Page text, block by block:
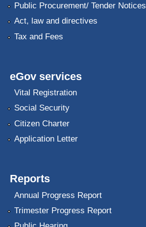
Public Procurement/ Tender Notices
Act, law and directives
Tax and Fees
eGov services
Vital Registration
Social Security
Citizen Charter
Application Letter
Reports
Annual Progress Report
Trimester Progress Report